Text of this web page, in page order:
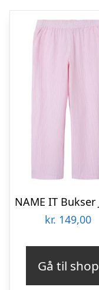
kr. 149,00
Gå til shop